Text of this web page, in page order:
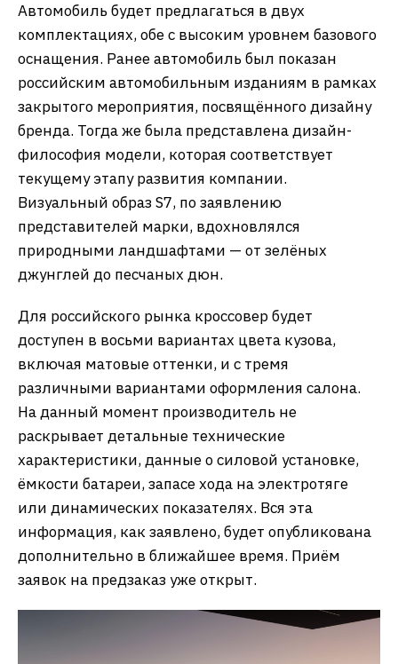
Автомобиль будет предлагаться в двух
комплектациях, обе с высоким уровнем базового
оснащения. Ранее автомобиль был показан
российским автомобильным изданиям в рамках
закрытого мероприятия, посвящённого дизайну
бренда. Тогда же была представлена дизайн-
философия модели, которая соответствует
текущему этапу развития компании.
Визуальный образ S7, по заявлению
представителей марки, вдохновлялся
природными ландшафтами — от зелёных
джунглей до песчаных дюн.
Для российского рынка кроссовер будет
доступен в восьми вариантах цвета кузова,
включая матовые оттенки, и с тремя
различными вариантами оформления салона.
На данный момент производитель не
раскрывает детальные технические
характеристики, данные о силовой установке,
ёмкости батареи, запасе хода на электротяге
или динамических показателях. Вся эта
информация, как заявлено, будет опубликована
дополнительно в ближайшее время. Приём
заявок на предзаказ уже открыт.